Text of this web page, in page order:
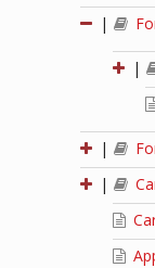
|
|
|
|